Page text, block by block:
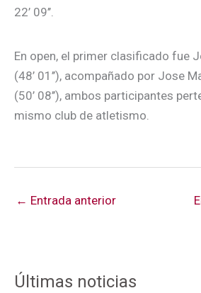
22’ 09’’.
En open, el primer clasificado fue
(48’ 01’’), acompañado por Jose
(50’ 08’’), ambos participantes
mismo club de atletismo.
← Entrada anterior
Últimas noticias